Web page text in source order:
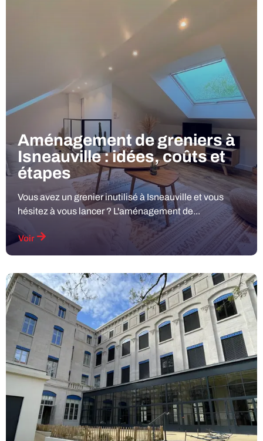
Aménagement de greniers à
Isneauville : idées, coûts et
étapes
Vous avez un grenier inutilisé à Isneauville et vous
hésitez à vous lancer ? L'aménagement de...
Voir